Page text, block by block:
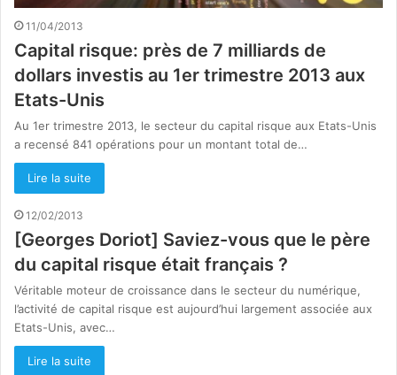
11/04/2013
Capital risque: près de 7 milliards de
dollars investis au 1er trimestre 2013 aux
Etats-Unis
Au 1er trimestre 2013, le secteur du capital risque aux Etats-Unis
a recensé 841 opérations pour un montant total de…
Lire la suite
12/02/2013
[Georges Doriot] Saviez-vous que le père
du capital risque était français ?
Véritable moteur de croissance dans le secteur du numérique,
l’activité de capital risque est aujourd’hui largement associée aux
Etats-Unis, avec…
Lire la suite